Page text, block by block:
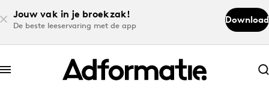
Jouw vak in je broekzak!
De beste leeservaring met de app
Download
Abonneer nu
Abonneer nu